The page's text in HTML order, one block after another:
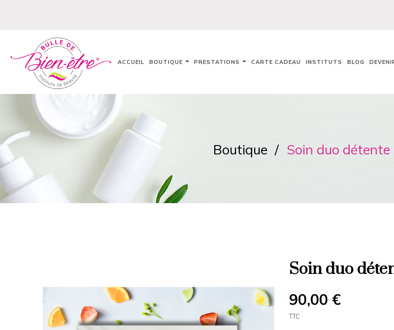
ACCUEIL BOUTIQUE PRESTATIONS CARTE CADEAU INSTITUTS BLOG
Boutique Soin duo
Soin duo
90,00 €
TTC